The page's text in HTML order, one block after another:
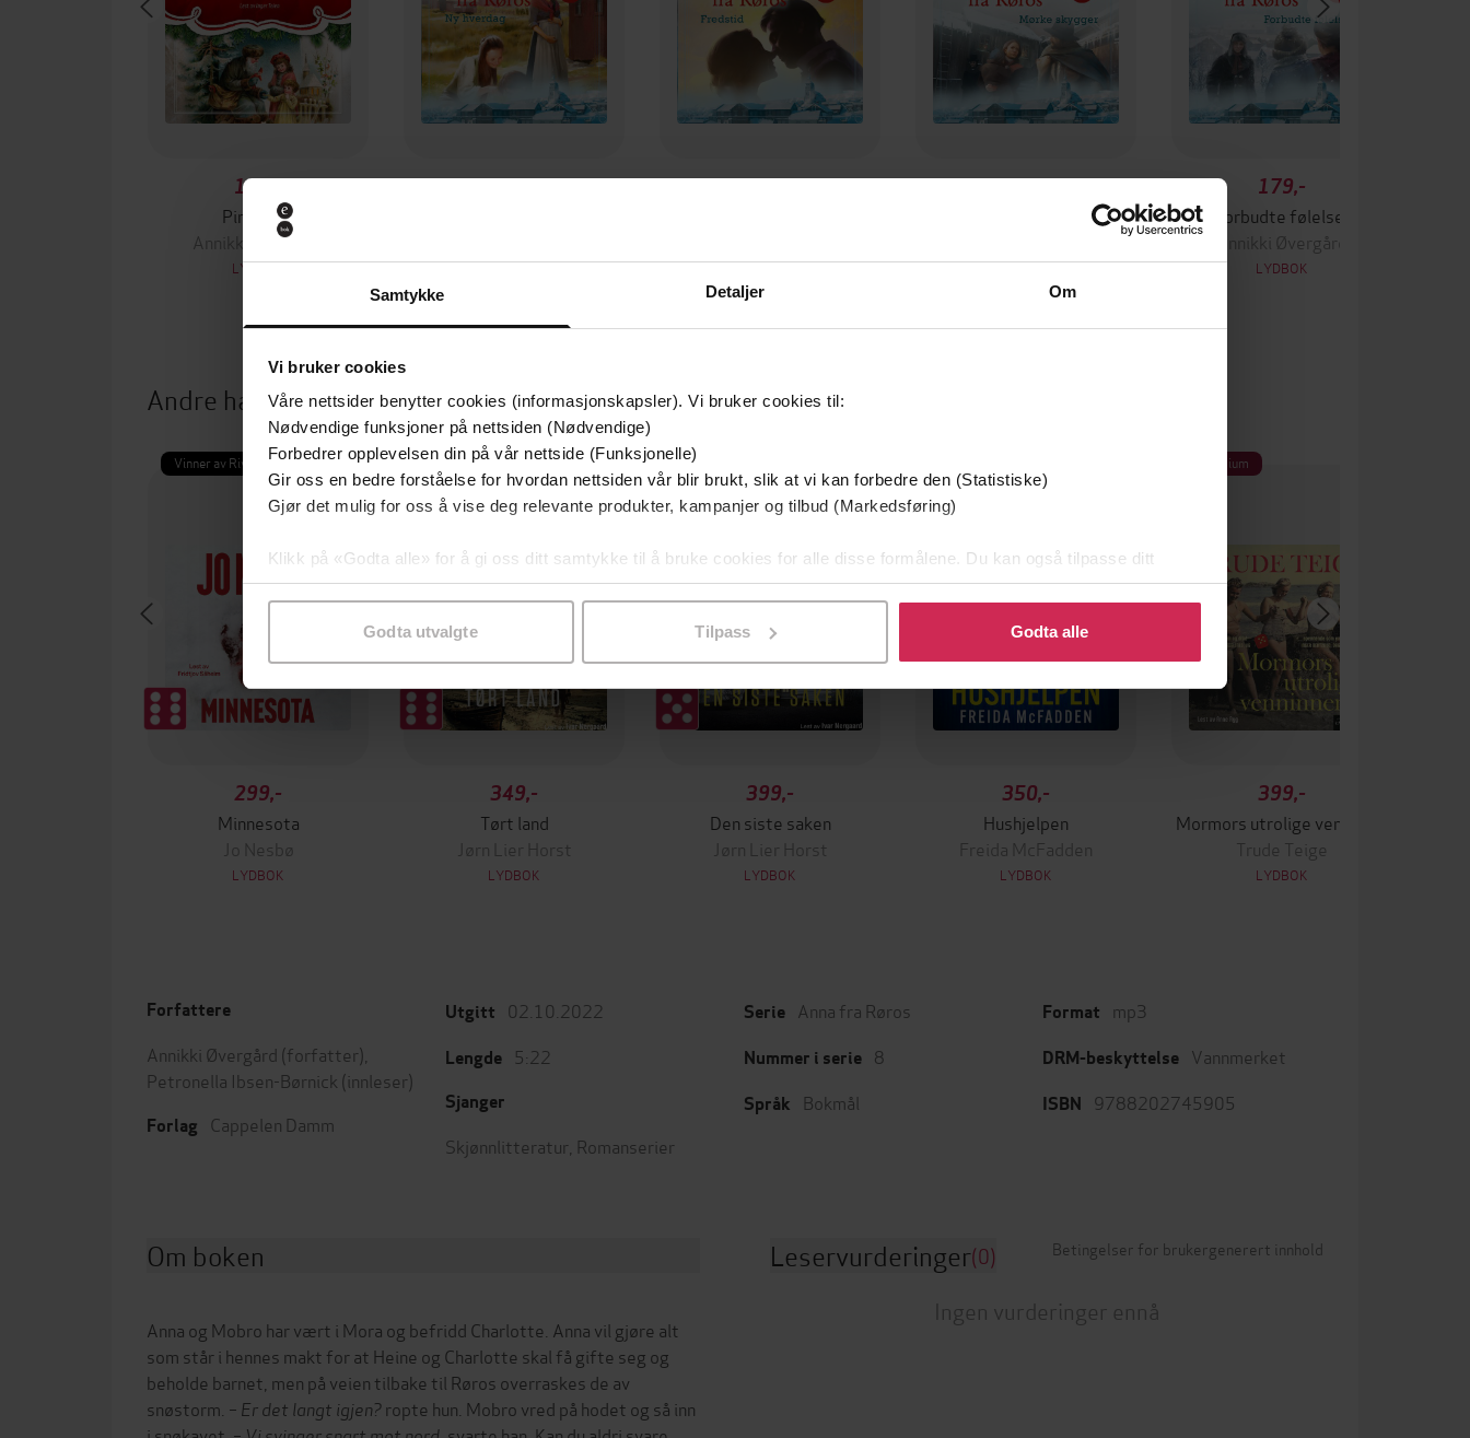
Samtykke Detaljer Om
Vi bruker cookies
Våre nettsider benytter cookies (informasjonskapsler). Vi bruker cookies til:
Nødvendige funksjoner på nettsiden (Nødvendige)
Forbedrer opplevelsen din på vår nettside (Funksjonelle)
Gir oss en bedre forståelse for hvordan nettsiden vår blir brukt, slik at vi kan forbedre den (Statistiske)
Gjør det mulig for oss å vise deg relevante produkter, kampanjer og tilbud (Markedsføring)
Klikk på «Godta alle» for å gi oss ditt samtykke til å bruke cookies for alle disse formålene. Du kan også tilpasse ditt
samtykke til spesifikke formål ved å klikke på «Tilpass». Du kan når som helst trekke tilbake eller endre ditt samtykke.
Godta utvalgte Tilpass Godta alle
119,-
Pingviner
Annikki Øvergård
LYDBOK
179,-
LYDBOK
179,-
LYDBOK
179,-
LYDBOK
179,-
Forbudte følelser
Annikki Øvergård
LYDBOK
Andre har også kjøpt
Vinner av Rivertonprisen
299,-
Minnesota
Jo Nesbø
LYDBOK
Premium
349,-
Tørt land
Jørn Lier Horst
LYDBOK
399,-
Den siste saken
Jørn Lier Horst
LYDBOK
350,-
Hushjelpen
Freida McFadden
LYDBOK
Premium
399,-
Mormors utrolige venninner
Trude Teige
LYDBOK
Forfattere
Annikki Øvergård (forfatter),
Petronella Ibsen-Børnick (innleser)
Forlag Cappelen Damm
Utgitt 02.10.2022
Lengde 5:22
Sjanger
Skjønnlitteratur Romanserier
Serie Anna fra Røros
Nummer i serie 8
Språk Bokmål
Format mp3
DRM-beskyttelse Vannmerket
ISBN 9788202745905
Om boken
Anna og Mobro har vært i Mora og befridd Charlotte. Anna vil gjøre alt
som står i hennes makt for at Heine og Charlotte skal få gifte seg og
beholde barnet, men på veien tilbake til Røros overraskes de av
snøstorm. – Er det langt igjen?ropte hun. Mobro vred på hodet og så inn
Leservurderinger(0) Betingelser for brukergenerert innhold
Ingen vurderinger ennå